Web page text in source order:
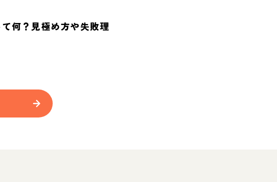
何？見極め方や失敗理